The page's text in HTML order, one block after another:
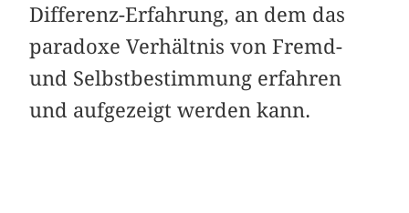
Differenz-Erfahrung, an dem das
paradoxe Verhältnis von Fremd-
und Selbstbestimmung erfahren
und aufgezeigt werden kann.